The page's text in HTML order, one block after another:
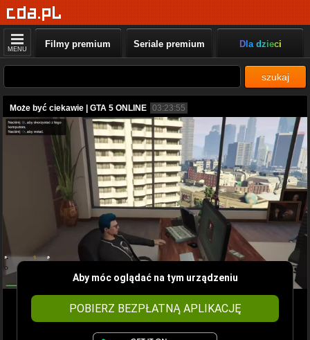
MENU Filmy premium Seriale premium Dla dzieci
szukaj
Może być ciekawie | GTA 5 ONLINE 03:23:55
Aby móc oglądać na tym urządzeniu
POBIERZ BEZPŁATNĄ APLIKACJĘ